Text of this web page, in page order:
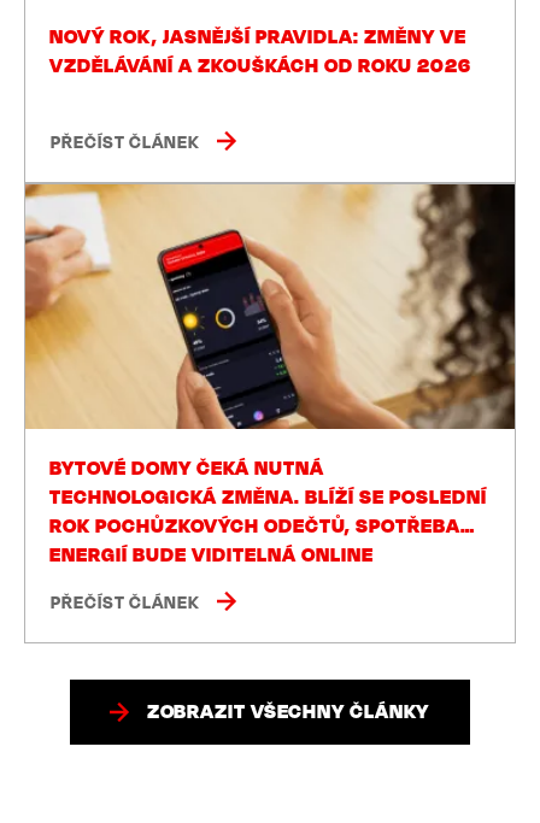
NOVÝ ROK, JASNĚJŠÍ PRAVIDLA: ZMĚNY VE
VZDĚLÁVÁNÍ A ZKOUŠKÁCH OD ROKU 2026
PŘEČÍST ČLÁNEK
BYTOVÉ DOMY ČEKÁ NUTNÁ
TECHNOLOGICKÁ ZMĚNA. BLÍŽÍ SE POSLEDNÍ
ROK POCHŮZKOVÝCH ODEČTŮ, SPOTŘEBA
ENERGIÍ BUDE VIDITELNÁ ONLINE
PŘEČÍST ČLÁNEK
ZOBRAZIT VŠECHNY ČLÁNKY